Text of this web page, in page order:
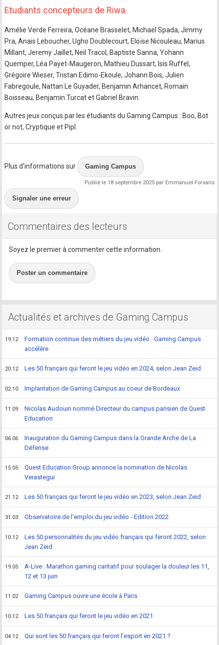
Etudiants concepteurs de Riwa
Amélie Verde Ferreira, Océane Brasselet, Michaël Spada, Jimmy
Pra, Anais Leboucher, Ugho Doublecourt, Eloïse Nicouleau, Marius
Millant, Jeremy Jaillet, Neil Tracol, Baptiste Sanna, Yohann
Quemper, Léa Payet-Maugeron, Mathieu Dussart, Isis Ruffel,
Grégoire Wieser, Tristan Edimo-Ekoule, Johann Bois, Julien
Fabregoule, Nattan Le Guyader, Benjamin Arhancet, Romain
Boisseau, Benjamin Turcat et Gabriel Bravin.
Autres jeux conçus par les étudiants du Gaming Campus : Boo, Bot
or not, Cryptique et Pipl.
Plus d'informations sur Gaming Campus
Publié le 18 septembre 2025 par Emmanuel Forsans
Signaler une erreur
Commentaires des lecteurs
Soyez le premier à commenter cette information.
Poster un commentaire
Actualités et archives de Gaming Campus
19.12
Formation continue des métiers du jeu vidéo : Gaming Campus
accélère
20.12 Les 50 français qui feront le jeu vidéo en 2024, selon Jean Zeid
02.10 Implantation de Gaming Campus au coeur de Bordeaux
11.09
Nicolas Audouin nommé Directeur du campus parisien de Quest
Education
06.06
Inauguration du Gaming Campus dans la Grande Arche de La
Défense
15.05
Quest Education Group annonce la nomination de Nicolas
Verastegui
21.12 Les 50 français qui feront le jeu vidéo en 2023, selon Jean Zeid
31.03 Observatoire de l'emploi du jeu vidéo - Edition 2022
10.12
Les 50 personnalités du jeu vidéo français qui feront 2022, selon
Jean Zeid
19.05
A-Live : Marathon gaming caritatif pour soulager la douleur les 11,
12 et 13 juin
11.02 Gaming Campus ouvre une école à Paris
10.12 Les 50 français qui feront le jeu vidéo en 2021
04.12 Qui sont les 50 français qui feront l'esport en 2021 ?